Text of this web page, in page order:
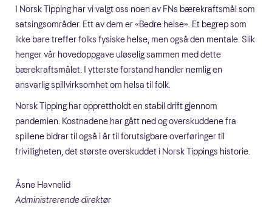
I Norsk Tipping har vi valgt oss noen av FNs bærekraftsmål som
satsingsområder. Ett av dem er «Bedre helse». Et begrep som
ikke bare treffer folks fysiske helse, men også den mentale. Slik
henger vår hovedoppgave uløselig sammen med dette
bærekraftsmålet. I ytterste forstand handler nemlig en
ansvarlig spillvirksomhet om helsa til folk.
Norsk Tipping har opprettholdt en stabil drift gjennom
pandemien. Kostnadene har gått ned og overskuddene fra
spillene bidrar til også i år til forutsigbare overføringer til
frivilligheten, det største overskuddet i Norsk Tippings historie.
Åsne Havnelid
Administrerende direktør